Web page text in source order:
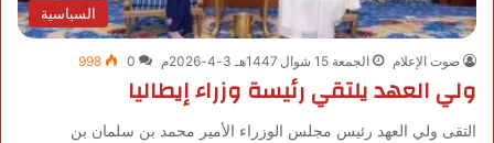
السياسية
صوت الإعلام الجمعة 15 شوال 1447هـ 3-4-2026م 0
998
ولي العهد يلتقي رئيسة وزراء إيطاليا
التقى ولي العهد رئيس مجلس الوزراء الأمير محمد بن سلمان بن